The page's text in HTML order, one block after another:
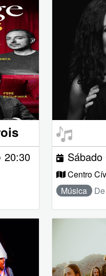
20:30
Centro
Música